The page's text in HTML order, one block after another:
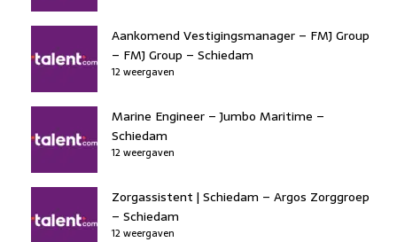
Aankomend Vestigingsmanager – FMJ Group
– FMJ Group – Schiedam
12 weergaven
Marine Engineer – Jumbo Maritime –
Schiedam
12 weergaven
Zorgassistent | Schiedam – Argos Zorggroep
– Schiedam
12 weergaven